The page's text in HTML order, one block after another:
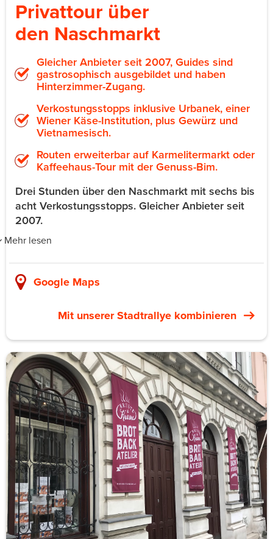
Privattour über
den Naschmarkt
Gleicher Anbieter seit 2007, Guides sind
gastrosophisch ausgebildet und haben
Hinterzimmer-Zugang.
Verkostungsstopps inklusive Urbanek, einer
Wiener Käse-Institution, plus Gewürz und
Vietnamesisch.
Routen erweiterbar auf Karmelitermarkt oder
Kaffeehaus-Tour mit der Genuss-Bim.
Drei Stunden über den Naschmarkt mit sechs bis
acht Verkostungsstopps. Gleicher Anbieter seit
2007.
Mehr lesen
Naschmarkt. Die Standardroute für Firmen läuft drei
Stunden mit sechs bis acht Verkostungsstopps. Die
Betreibenden: Käseverarbeiter Urbanek, der
eigener Spritzwein-Stopp. Stände öffnen für die Gruppe
ihre Hinterzimmer statt am Verkaufstresen zu servieren.
Für Teams sitzt das zwischen kultureller Orientierung
und einem über den Markt verteilten Tasting-Menü.
Private Routen können auf den Karmelitermarkt jenseits
des Donaukanals erweitert werden. Oder sie binden eine
Kaffeehaus-Tour mit der „Genuss-Bim“-Straßenbahn ein.
Je nach Zeitbudget und Vorliebe der Firma.
Privatgruppen ab acht Personen, bis 25 mit einem Guide.
Bis zu 50 Personen mit zwei Guides parallel. Tour-Dauer
2,5 bis 3 Stunden. Einstiegspreis ab rund 75 € pro
Person je nach Verkostungsauswahl.
Google Maps
Mit unserer Stadtrallye kombinieren